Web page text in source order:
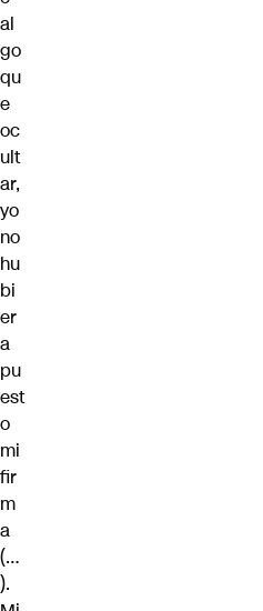
al
go
qu
e
oc
ult
ar,
yo
no
hu
bi
er
a
pu
est
o
mi
fir
m
a
(…
).